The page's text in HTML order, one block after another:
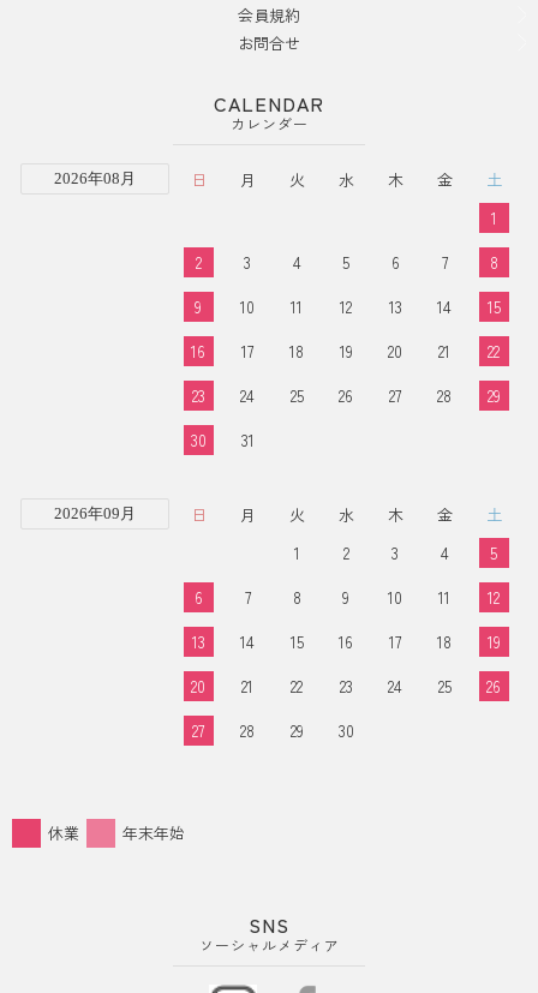
会員規約
お問合せ
CALENDAR
カレンダー
2026年08月 日 月 火 水 木 金
土
1
2
3 4 5 6 7
8
9
10 11 12 13 14
15
16
17 18 19 20 21
22
23
24 25 26 27 28
29
30
31
2026年09月 日 月 火 水 木 金
土
1
2 3 4
5
6
7 8 9 10 11
12
13
14 15 16 17 18
19
20
21 22 23 24 25
26
27
28 29 30
休業 年末年始
SNS
ソーシャルメディア